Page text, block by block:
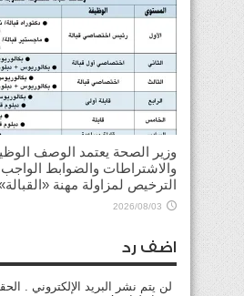
وزير الصحة يعتمد الوصف
والاشتراطات والضوابط
الترخيص لمزاولة مهنة
2026/08/03
اضف رد
لن يتم نشر البريد الإلكتروني .